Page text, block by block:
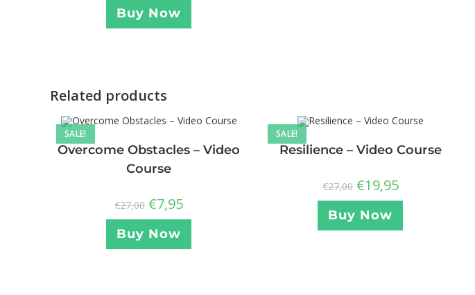
Buy Now
Related products
SALE!
Overcome Obstacles – Video
Course
€27,00 €7,95
Buy Now
SALE!
Resilience – Video Course
€27,00 €19,95
Buy Now